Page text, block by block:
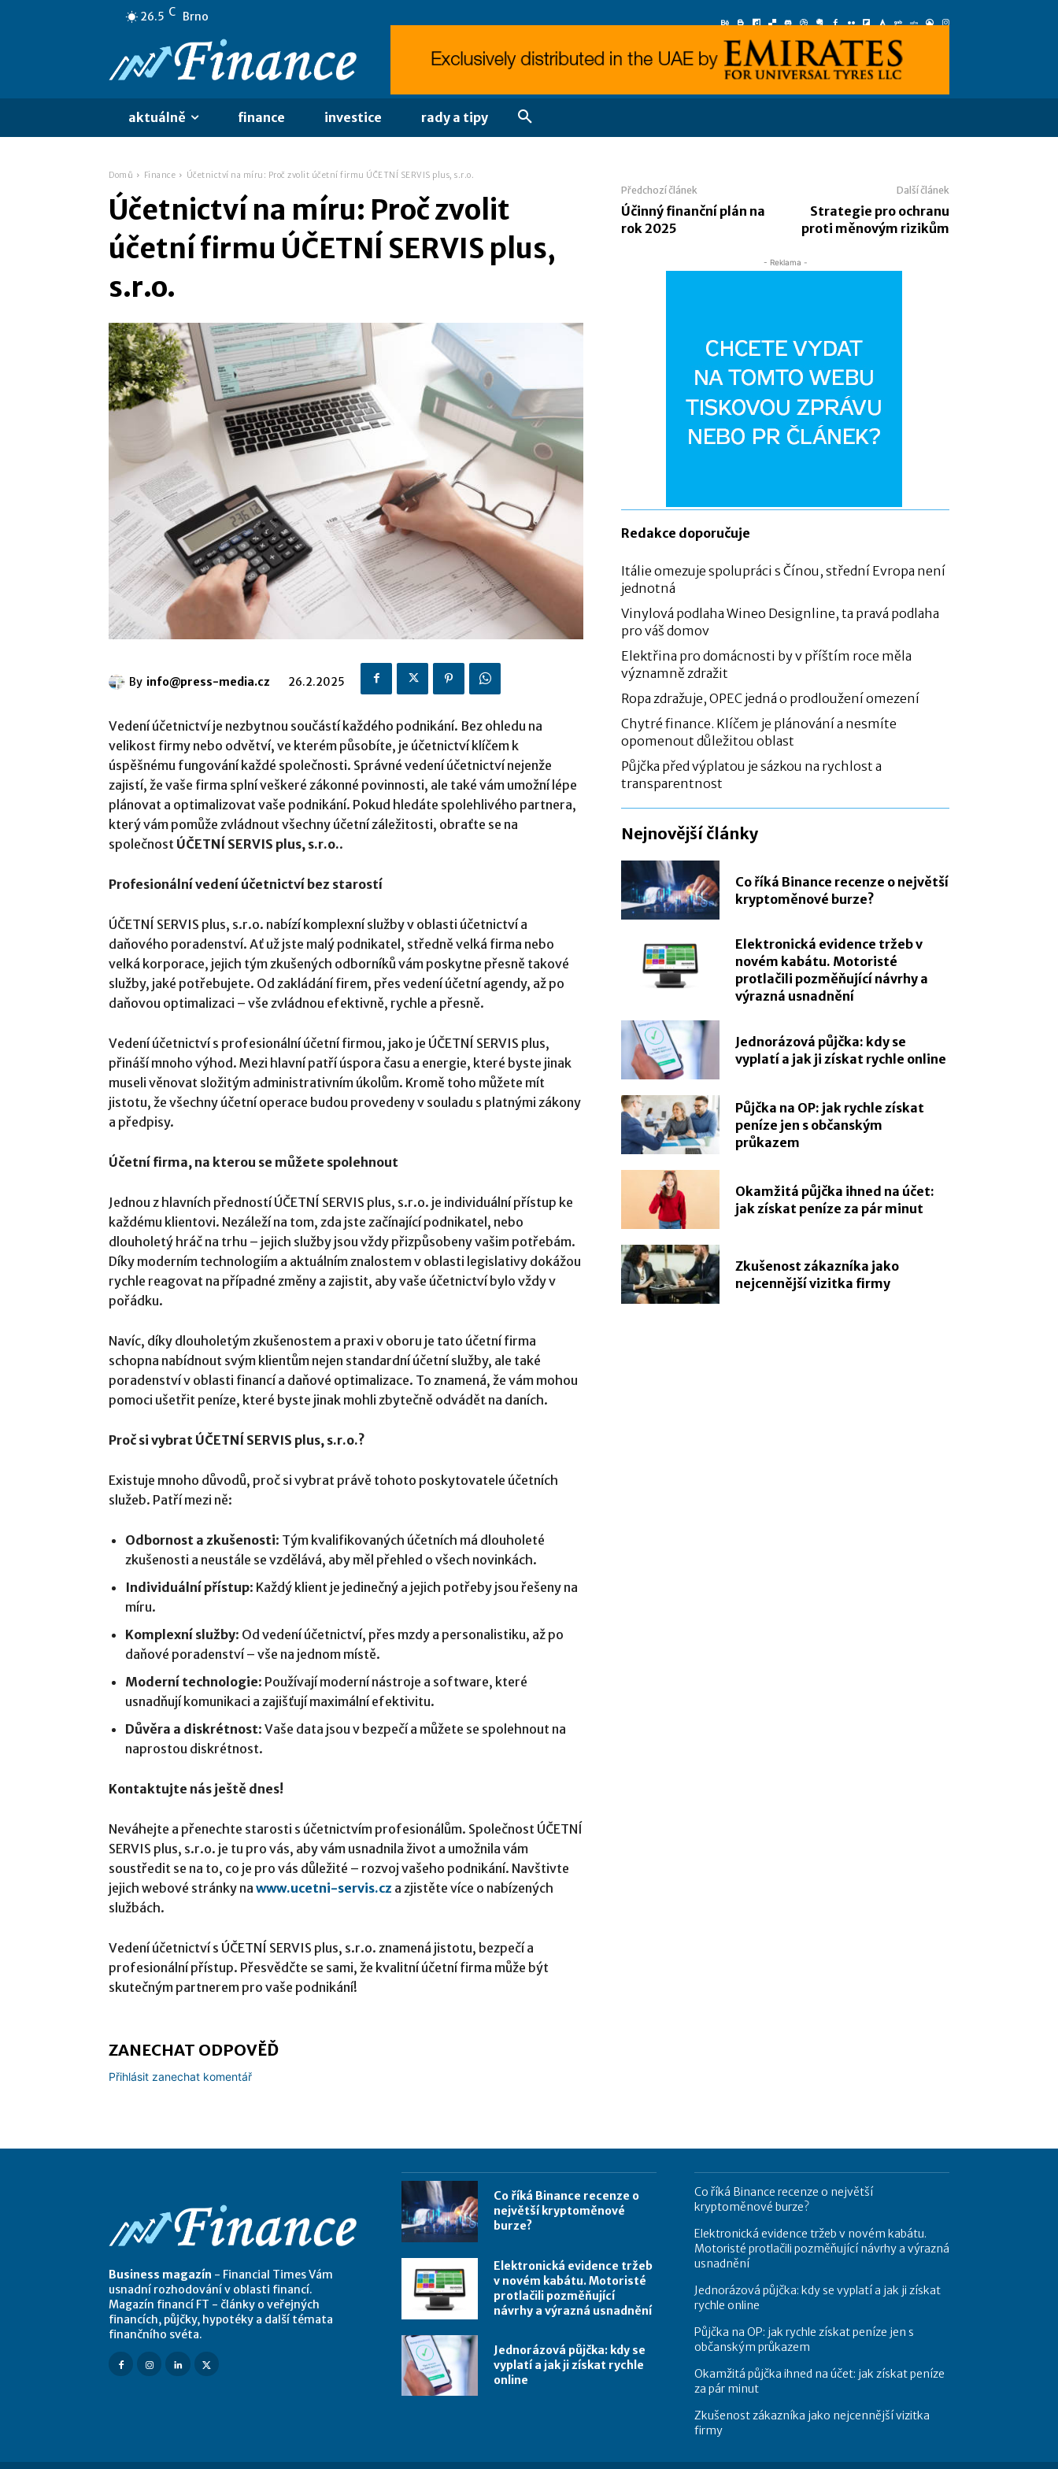
26.5 C Brno
aktuálně finance investice rady a tipy
Domů Finance Účetnictví na míru: Proč zvolit účetní firmu ÚČETNÍ SERVIS plus, s.r.o.
Účetnictví na míru: Proč zvolit
účetní firmu ÚČETNÍ SERVIS plus,
s.r.o.
By info@press-media.cz 26.2.2025
Vedení účetnictví je nezbytnou součástí každého podnikání. Bez ohledu na
velikost firmy nebo odvětví, ve kterém působíte, je účetnictví klíčem k
úspěšnému fungování každé společnosti. Správné vedení účetnictví nejenže
zajistí, že vaše firma splní veškeré zákonné povinnosti, ale také vám umožní lépe
plánovat a optimalizovat vaše podnikání. Pokud hledáte spolehlivého partnera,
který vám pomůže zvládnout všechny účetní záležitosti, obraťte se na
společnost ÚČETNÍ SERVIS plus, s.r.o..
Profesionální vedení účetnictví bez starostí
ÚČETNÍ SERVIS plus, s.r.o. nabízí komplexní služby v oblasti účetnictví a
daňového poradenství. Ať už jste malý podnikatel, středně velká firma nebo
velká korporace, jejich tým zkušených odborníků vám poskytne přesně takové
služby, jaké potřebujete. Od zakládání firem, přes vedení účetní agendy, až po
daňovou optimalizaci – vše zvládnou efektivně, rychle a přesně.
Vedení účetnictví s profesionální účetní firmou, jako je ÚČETNÍ SERVIS plus,
přináší mnoho výhod. Mezi hlavní patří úspora času a energie, které byste jinak
museli věnovat složitým administrativním úkolům. Kromě toho můžete mít
jistotu, že všechny účetní operace budou provedeny v souladu s platnými zákony
a předpisy.
Účetní firma, na kterou se můžete spolehnout
Jednou z hlavních předností ÚČETNÍ SERVIS plus, s.r.o. je individuální přístup ke
každému klientovi. Nezáleží na tom, zda jste začínající podnikatel, nebo
dlouholetý hráč na trhu – jejich služby jsou vždy přizpůsobeny vašim potřebám.
Díky moderním technologiím a aktuálním znalostem v oblasti legislativy dokážou
rychle reagovat na případné změny a zajistit, aby vaše účetnictví bylo vždy v
pořádku.
Navíc, díky dlouholetým zkušenostem a praxi v oboru je tato účetní firma
schopna nabídnout svým klientům nejen standardní účetní služby, ale také
poradenství v oblasti financí a daňové optimalizace. To znamená, že vám mohou
pomoci ušetřit peníze, které byste jinak mohli zbytečně odvádět na daních.
Proč si vybrat ÚČETNÍ SERVIS plus, s.r.o.?
Existuje mnoho důvodů, proč si vybrat právě tohoto poskytovatele účetních
služeb. Patří mezi ně:
Odbornost a zkušenosti: Tým kvalifikovaných účetních má dlouholeté
zkušenosti a neustále se vzdělává, aby měl přehled o všech novinkách.
Individuální přístup: Každý klient je jedinečný a jejich potřeby jsou řešeny na
míru.
Komplexní služby: Od vedení účetnictví, přes mzdy a personalistiku, až po
daňové poradenství – vše na jednom místě.
Moderní technologie: Používají moderní nástroje a software, které
usnadňují komunikaci a zajišťují maximální efektivitu.
Důvěra a diskrétnost: Vaše data jsou v bezpečí a můžete se spolehnout na
naprostou diskrétnost.
Kontaktujte nás ještě dnes!
Neváhejte a přenechte starosti s účetnictvím profesionálům. Společnost ÚČETNÍ
SERVIS plus, s.r.o. je tu pro vás, aby vám usnadnila život a umožnila vám
soustředit se na to, co je pro vás důležité – rozvoj vašeho podnikání. Navštivte
jejich webové stránky na www.ucetni-servis.cz a zjistěte více o nabízených
službách.
Vedení účetnictví s ÚČETNÍ SERVIS plus, s.r.o. znamená jistotu, bezpečí a
profesionální přístup. Přesvědčte se sami, že kvalitní účetní firma může být
skutečným partnerem pro vaše podnikání!
Předchozí článek
Účinný finanční plán na
rok 2025
Další článek
Strategie pro ochranu
proti měnovým rizikům
- Reklama -
Redakce doporučuje
Itálie omezuje spolupráci s Čínou, střední Evropa není
jednotná
Vinylová podlaha Wineo Designline, ta pravá podlaha
pro váš domov
Elektřina pro domácnosti by v příštím roce měla
významně zdražit
Ropa zdražuje, OPEC jedná o prodloužení omezení
Chytré finance. Klíčem je plánování a nesmíte
opomenout důležitou oblast
Půjčka před výplatou je sázkou na rychlost a
transparentnost
Nejnovější články
Co říká Binance recenze o největší
kryptoměnové burze?
Elektronická evidence tržeb v
novém kabátu. Motoristé
protlačili pozměňující návrhy a
výrazná usnadnění
Jednorázová půjčka: kdy se
vyplatí a jak ji získat rychle online
Půjčka na OP: jak rychle získat
peníze jen s občanským
průkazem
Okamžitá půjčka ihned na účet:
jak získat peníze za pár minut
Zkušenost zákazníka jako
nejcennější vizitka firmy
ZANECHAT ODPOVĚĎ
Přihlásit zanechat komentář
Business magazín - Financial Times Vám
usnadní rozhodování v oblasti financí.
Magazín financí FT - články o veřejných
financích, půjčky, hypotéky a další témata
finančního svéta.
Co říká Binance recenze o
největší kryptoměnové
burze?
Elektronická evidence tržeb
v novém kabátu. Motoristé
protlačili pozměňující
návrhy a výrazná usnadnění
Jednorázová půjčka: kdy se
vyplatí a jak ji získat rychle
online
Co říká Binance recenze o největší
kryptoměnové burze?
Elektronická evidence tržeb v novém kabátu.
Motoristé protlačili pozměňující návrhy a výrazná
usnadnění
Jednorázová půjčka: kdy se vyplatí a jak ji získat
rychle online
Půjčka na OP: jak rychle získat peníze jen s
občanským průkazem
Okamžitá půjčka ihned na účet: jak získat peníze
za pár minut
Zkušenost zákazníka jako nejcennější vizitka
firmy